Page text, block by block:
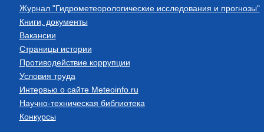
Журнал "Гидрометеорологические исследования и прогнозы"
Книги, документы
Вакансии
Страницы истории
Противодействие коррупции
Условия труда
Интервью о сайте Meteoinfo.ru
Научно-техническая библиотека
Конкурсы